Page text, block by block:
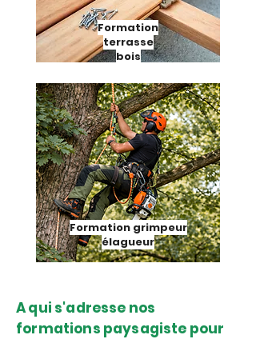
Formation
terrasse
bois
Formation grimpeur
élagueur
A qui s'adresse nos
formations paysagiste pour